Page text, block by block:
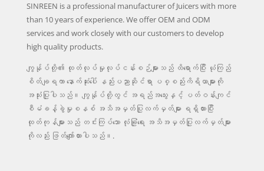
SINREEN is a professional manufacturer of Juicers with more
than 10 years of experience. We offer OEM and ODM
services and work closely with our customers to develop
high quality products.
ကျွန်ုပ်တို့၏ ထုတ်လုပ်မှုလုပ်ငန်းစဉ်များသည် ထိရောက်ပြီး ယုံကြည်
စိတ်ချရကာ နောက်ဆုံးပေါ် နည်းပညာဆိုင်ရာ ပစ္စည်းကိရိယာများကို
အသုံးပြုပါသည်။ ကျွန်ုပ်တို့တွင် အရည်အသွေးနှင့် ပတ်ဝန်းကျင်
စီမံခန့်ခွဲမှုစနစ် အသိအမှတ်ပြုလက်မှတ်များ ရရှိထားပြီး
ထုတ်ကုန်များသည် တင်းကြပ်သော လုံခြုံရေး အသိအမှတ်ပြုလက်မှတ်များ
ကိုလည်း ဖြတ်ကျော်ထားပါသည်။.